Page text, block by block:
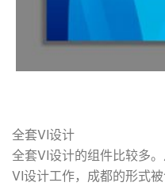
全套VI设计
全套VI设计的组件比较多
VI设计工作，成都的形式